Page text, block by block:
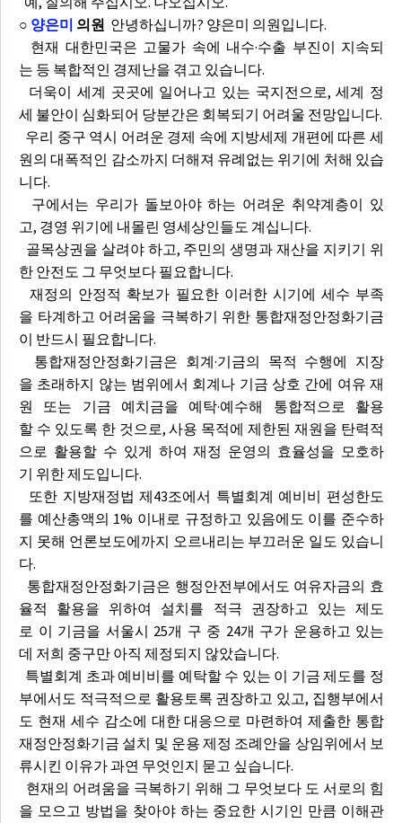
○ 양은미 의원 안녕하십니까? 양은미 의원입니다.
현재 대한민국은 고물가 속에 내수·수출 부진이 지속되
는 등 복합적인 경제난을 겪고 있습니다.
더욱이 세계 곳곳에 일어나고 있는 국지전으로, 세계 정
세 불안이 심화되어 당분간은 회복되기 어려울 전망입니다.
우리 중구 역시 어려운 경제 속에 지방세제 개편에 따른 세
원의 대폭적인 감소까지 더해져 유례없는 위기에 처해 있습
니다.
구에서는 우리가 돌보아야 하는 어려운 취약계층이 있
고, 경영 위기에 내몰린 영세상인들도 계십니다.
골목상권을 살려야 하고, 주민의 생명과 재산을 지키기 위
한 안전도 그 무엇보다 필요합니다.
재정의 안정적 확보가 필요한 이러한 시기에 세수 부족
을 타계하고 어려움을 극복하기 위한 통합재정안정화기금
이 반드시 필요합니다.
통합재정안정화기금은 회계·기금의 목적 수행에 지장
을 초래하지 않는 범위에서 회계나 기금 상호 간에 여유 재
원 또는 기금 예치금을 예탁·예수해 통합적으로 활용
할 수 있도록 한 것으로, 사용 목적에 제한된 재원을 탄력적
으로 활용할 수 있게 하여 재정 운영의 효율성을 모호하
기 위한 제도입니다.
또한 지방재정법 제43조에서 특별회계 예비비 편성한도
를 예산총액의 1% 이내로 규정하고 있음에도 이를 준수하
지 못해 언론보도에까지 오르내리는 부끄러운 일도 있습니
다.
통합재정안정화기금은 행정안전부에서도 여유자금의 효
율적 활용을 위하여 설치를 적극 권장하고 있는 제도
로 이 기금을 서울시 25개 구 중 24개 구가 운용하고 있는
데 저희 중구만 아직 제정되지 않았습니다.
특별회계 초과 예비비를 예탁할 수 있는 이 기금 제도를 정
부에서도 적극적으로 활용토록 권장하고 있고, 집행부에서
도 현재 세수 감소에 대한 대응으로 마련하여 제출한 통합
재정안정화기금 설치 및 운용 제정 조례안을 상임위에서 보
류시킨 이유가 과연 무엇인지 묻고 싶습니다.
현재의 어려움을 극복하기 위해 그 무엇보다 도 서로의 힘
을 모으고 방법을 찾아야 하는 중요한 시기인 만큼 이해관